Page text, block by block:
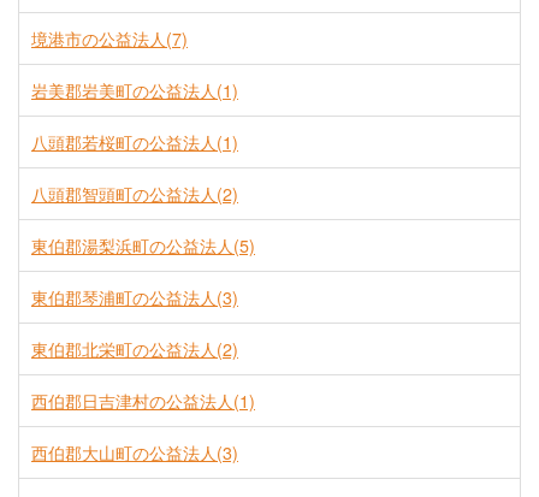
境港市の公益法人(7)
岩美郡岩美町の公益法人(1)
八頭郡若桜町の公益法人(1)
八頭郡智頭町の公益法人(2)
東伯郡湯梨浜町の公益法人(5)
東伯郡琴浦町の公益法人(3)
東伯郡北栄町の公益法人(2)
西伯郡日吉津村の公益法人(1)
西伯郡大山町の公益法人(3)